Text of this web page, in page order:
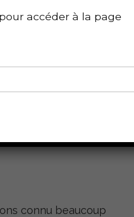
du point de
parait nécessaire
également…
des sportifs :
connu beaucoup
accéder à la page